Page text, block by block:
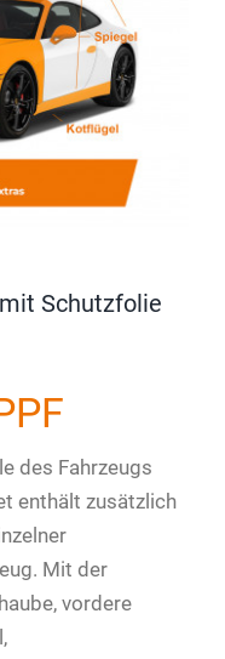
Schutzfolie
des Fahrzeugs
enthält zusätzlich
Mit der
vordere